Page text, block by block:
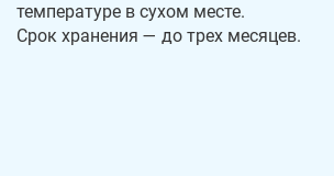
температуре в сухом месте.
Срок хранения — до трех месяцев.